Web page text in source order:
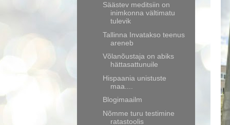
Säästev meditsiin on
inimkonna vältimatu
tulevik
Tallinna Invatakso teenus
areneb
Võlanõustaja on abiks
hättasattunuile
Hispaania unistuste
maa....
Blogimaailm
Nõmme turu testimine
ratastoolis